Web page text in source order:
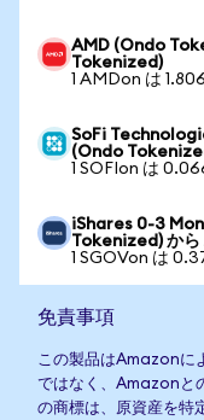
AMD (Ondo
Tokenized)
1 AMDon は
SoFi
(Ondo
1 SOFIon は
iShares 0-3
Tokenized) か
1 SGOVon は
免責事項
この製品はAmazonに
ではなく、Amazonと
の商標は、原資産を特